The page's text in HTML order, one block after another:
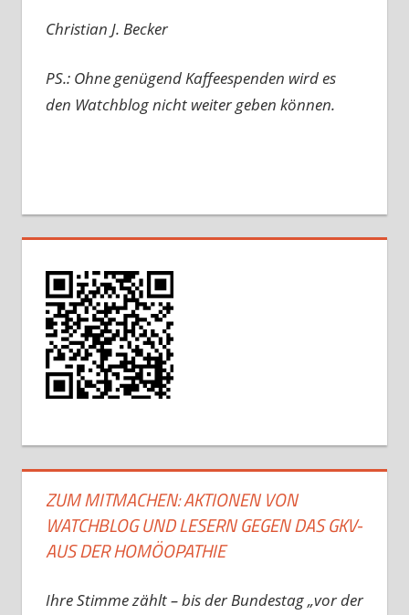
Christian J. Becker
PS.: Ohne genügend Kaffeespenden wird es
den Watchblog nicht weiter geben können.
ZUM MITMACHEN: AKTIONEN VON
WATCHBLOG UND LESERN GEGEN DAS GKV-
AUS DER HOMÖOPATHIE
Ihre Stimme zählt – bis der Bundestag „vor der